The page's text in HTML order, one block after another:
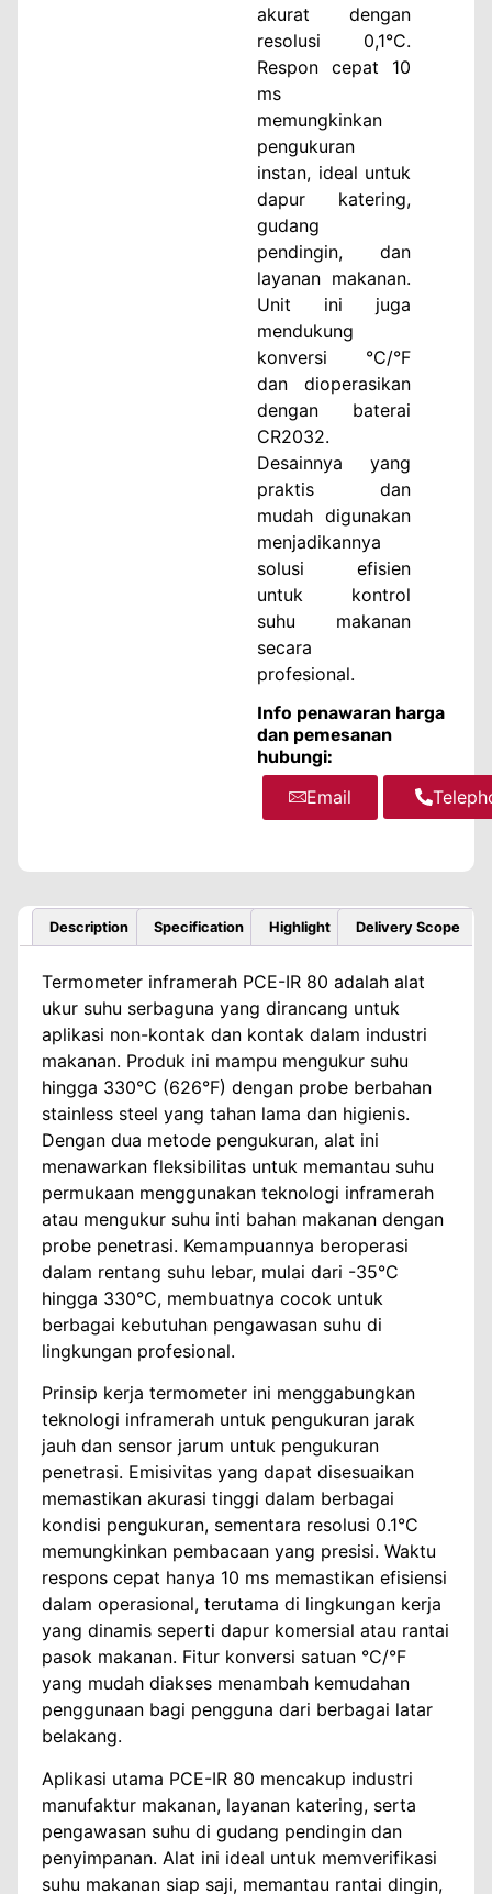
akurat dengan
resolusi 0,1°C.
Respon cepat 10
ms
memungkinkan
pengukuran
instan, ideal untuk
dapur katering,
gudang
pendingin, dan
layanan makanan.
Unit ini juga
mendukung
konversi °C/°F
dan dioperasikan
dengan baterai
CR2032.
Desainnya yang
praktis dan
mudah digunakan
menjadikannya
solusi efisien
untuk kontrol
suhu makanan
secara
profesional.
Info penawaran harga
dan pemesanan
hubungi:
Email
Description Specification Highlight Delivery Scope
Termometer inframerah PCE-IR 80 adalah alat
ukur suhu serbaguna yang dirancang untuk
aplikasi non-kontak dan kontak dalam industri
makanan. Produk ini mampu mengukur suhu
hingga 330°C (626°F) dengan probe berbahan
stainless steel yang tahan lama dan higienis.
Dengan dua metode pengukuran, alat ini
menawarkan fleksibilitas untuk memantau suhu
permukaan menggunakan teknologi inframerah
atau mengukur suhu inti bahan makanan dengan
probe penetrasi. Kemampuannya beroperasi
dalam rentang suhu lebar, mulai dari -35°C
hingga 330°C, membuatnya cocok untuk
berbagai kebutuhan pengawasan suhu di
lingkungan profesional.
Prinsip kerja termometer ini menggabungkan
teknologi inframerah untuk pengukuran jarak
jauh dan sensor jarum untuk pengukuran
penetrasi. Emisivitas yang dapat disesuaikan
memastikan akurasi tinggi dalam berbagai
kondisi pengukuran, sementara resolusi 0.1°C
memungkinkan pembacaan yang presisi. Waktu
respons cepat hanya 10 ms memastikan efisiensi
dalam operasional, terutama di lingkungan kerja
yang dinamis seperti dapur komersial atau rantai
pasok makanan. Fitur konversi satuan °C/°F
yang mudah diakses menambah kemudahan
penggunaan bagi pengguna dari berbagai latar
belakang.
Aplikasi utama PCE-IR 80 mencakup industri
manufaktur makanan, layanan katering, serta
pengawasan suhu di gudang pendingin dan
penyimpanan. Alat ini ideal untuk memverifikasi
suhu makanan siap saji, memantau rantai dingin,